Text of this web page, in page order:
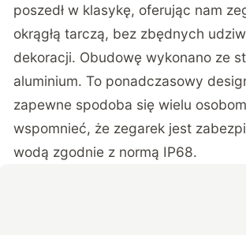
poszedł w klasykę, oferując nam
okrągłą tarczą, bez zbędnych
dekoracji. Obudowę wykonano ze
aluminium. To ponadczasowy
zapewne spodoba się wielu
wspomnieć, że zegarek jest
wodą zgodnie z normą IP68.